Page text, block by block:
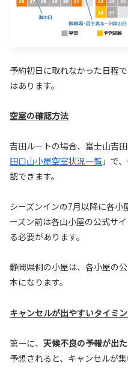
予約初日に取れなかった日程
はあります。
空室の確認方法
吉田ルートの場合、富士山吉
田口山小屋空室状況一覧 」で
認できます。
シーズンインの7月以降に各小
ーズン前は各山小屋の公式サ
る必要があります。
静岡県側の小屋は、各小屋の
本になります。
キャンセルが出やすいタイミ
第一に、 天候不良の予報が出
予想されると、キャンセルが集